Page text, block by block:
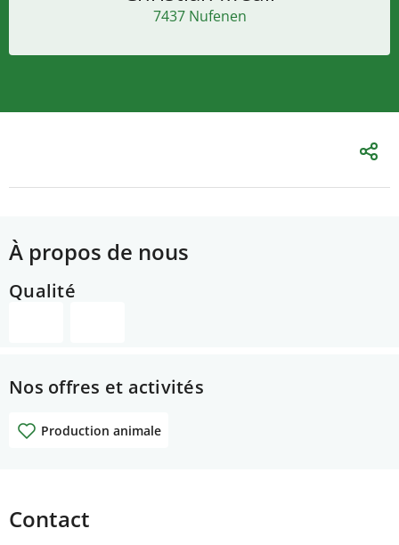
7437 Nufenen
À propos de nous
Qualité
Nos offres et activités
Production animale
Contact